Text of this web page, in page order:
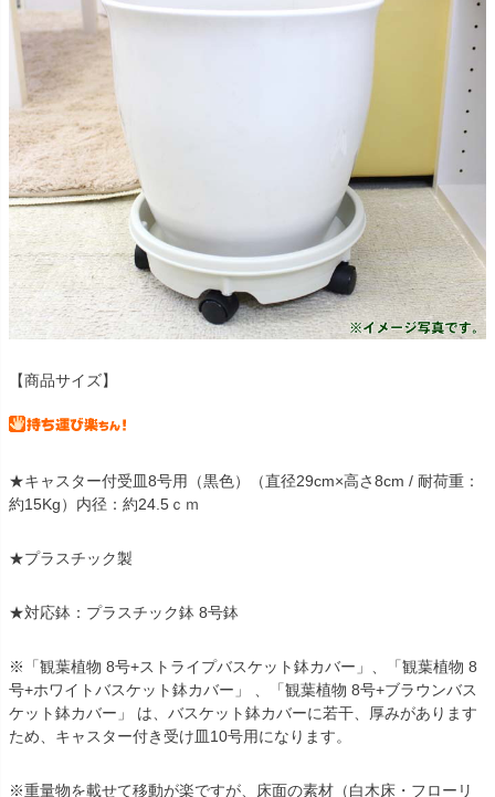
【商品サイズ】
★キャスター付受皿8号用（黒色）（直径29cm×高さ8cm / 耐荷重：
約15Kg）内径：約24.5ｃｍ
★プラスチック製
★対応鉢：プラスチック鉢 8号鉢
※「観葉植物 8号+ストライプバスケット鉢カバー」、「観葉植物 8
号+ホワイトバスケット鉢カバー」 、「観葉植物 8号+ブラウンバス
ケット鉢カバー」 は、バスケット鉢カバーに若干、厚みがあります
ため、キャスター付き受け皿10号用になります。
※重量物を載せて移動が楽ですが、床面の素材（白木床・フローリ